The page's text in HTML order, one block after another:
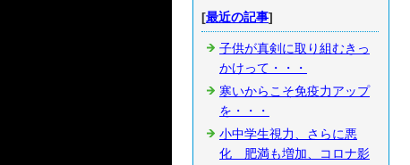
[最近の記事]
子供が真剣に取り組むきっ
かけって・・・
寒いからこそ免疫力アップ
を・・・
小中学生視力、さらに悪
化 肥満も増加、コロナ影